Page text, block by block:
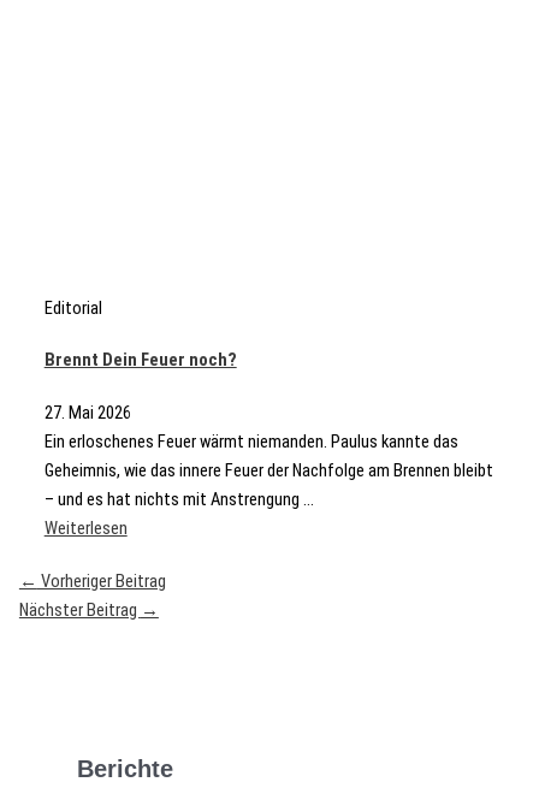
Editorial
Brennt Dein Feuer noch?
27. Mai 2026
Ein erloschenes Feuer wärmt niemanden. Paulus kannte das
Geheimnis, wie das innere Feuer der Nachfolge am Brennen bleibt
– und es hat nichts mit Anstrengung ...
Weiterlesen
← Vorheriger Beitrag
Nächster Beitrag →
Berichte